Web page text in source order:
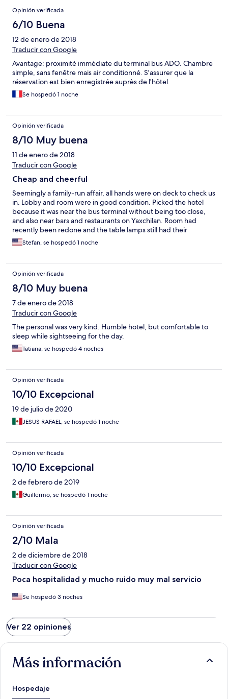
Opinión verificada
6/10 Buena
12 de enero de 2018
Traducir con Google
Avantage: proximité immédiate du terminal bus ADO. Chambre
simple, sans fenêtre mais air conditionné. S'assurer que la
réservation est bien enregistrée auprès de l'hôtel.
Se hospedó 1 noche
Opinión verificada
8/10 Muy buena
11 de enero de 2018
Traducir con Google
Cheap and cheerful
Seemingly a family-run affair, all hands were on deck to check us
in. Lobby and room were in good condition. Picked the hotel
because it was near the bus terminal without being too close,
and also near bars and restaurants on Yaxchilan. Room had
recently been redone and the table lamps still had their
wrapping on them. Saw one tiny cucaracha but no biggie. The
only issue was the noise from the bars. I knew we were close
room that badly, or for that late into the night.
Stefan, se hospedó 1 noche
Opinión verificada
8/10 Muy buena
7 de enero de 2018
Traducir con Google
The personal was very kind. Humble hotel, but comfortable to
sleep while sightseeing for the day.
Tatiana, se hospedó 4 noches
Opinión verificada
10/10 Excepcional
19 de julio de 2020
JESUS RAFAEL, se hospedó 1 noche
Opinión verificada
10/10 Excepcional
2 de febrero de 2019
Guillermo, se hospedó 1 noche
Opinión verificada
2/10 Mala
2 de diciembre de 2018
Traducir con Google
Poca hospitalidad y mucho ruido muy mal servicio
Se hospedó 3 noches
Ver 22 opiniones
Más información
Hospedaje